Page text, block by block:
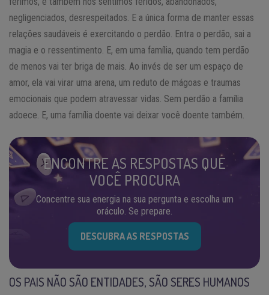
negligenciados, desrespeitados. E a única forma de manter essas
relações saudáveis é exercitando o perdão. Entra o perdão, sai a
magia e o ressentimento. E, em uma família, quando tem perdão
de menos vai ter briga de mais. Ao invés de ser um espaço de
amor, ela vai virar uma arena, um reduto de mágoas e traumas
emocionais que podem atravessar vidas. Sem perdão a família
adoece. E, uma família doente vai deixar você doente também.
ENCONTRE AS RESPOSTAS QUE
VOCÊ PROCURA
Concentre sua energia na sua pergunta e escolha um
oráculo. Se prepare.
DESCUBRA AS RESPOSTAS
OS PAIS NÃO SÃO ENTIDADES, SÃO SERES HUMANOS